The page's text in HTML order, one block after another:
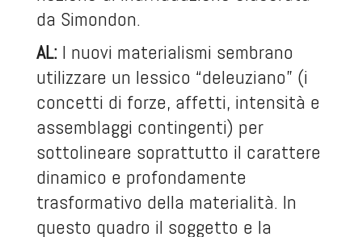
da Simondon.
AL:I nuovi materialismi sembrano
utilizzare un lessico “deleuziano” (i
concetti di forze, affetti, intensità e
assemblaggi contingenti) per
sottolineare soprattutto il carattere
dinamico e profondamente
trasformativo della materialità. In
questo quadro il soggetto e la